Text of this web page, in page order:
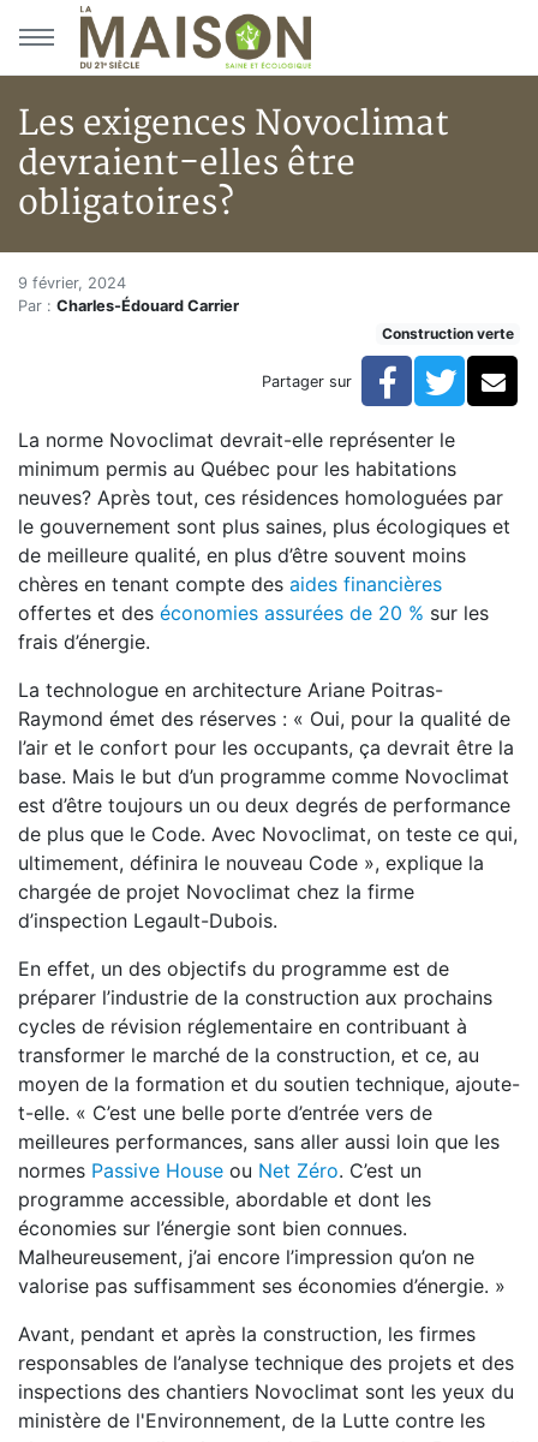
Aller au menu principal
Aller au contenu principal
Les exigences Novoclimat
devraient-elles être
obligatoires?
Accueil
En kiosque!
Les exigences Novoclimat devraient-elles être
Les exigences Novoclimat
9 février, 2024
Par : Charles-Édouard Carrier
Construction verte
Partager sur Facebook
La norme Novoclimat devrait-elle représenter le
minimum permis au Québec pour les habitations
neuves? Après tout, ces résidences homologuées par
le gouvernement sont plus saines, plus écologiques et
de meilleure qualité, en plus d’être souvent moins
chères en tenant compte des aides financières
offertes et des économies assurées de 20 % sur les
frais d’énergie.
La technologue en architecture Ariane Poitras-
Raymond émet des réserves : « Oui, pour la qualité de
l’air et le confort pour les occupants, ça devrait être la
base. Mais le but d’un programme comme Novoclimat
est d’être toujours un ou deux degrés de performance
de plus que le Code. Avec Novoclimat, on teste ce qui,
ultimement, définira le nouveau Code », explique la
chargée de projet Novoclimat chez la firme
d’inspection Legault-Dubois.
En effet, un des objectifs du programme est de
préparer l’industrie de la construction aux prochains
cycles de révision réglementaire en contribuant à
transformer le marché de la construction, et ce, au
moyen de la formation et du soutien technique, ajoute-
t-elle. « C’est une belle porte d’entrée vers de
meilleures performances, sans aller aussi loin que les
normes Passive House ou Net Zéro. C’est un
programme accessible, abordable et dont les
économies sur l’énergie sont bien connues.
Malheureusement, j’ai encore l’impression qu’on ne
valorise pas suffisamment ses économies d’énergie. »
Avant, pendant et après la construction, les firmes
responsables de l’analyse technique des projets et des
inspections des chantiers Novoclimat sont les yeux du
ministère de l'Environnement, de la Lutte contre les